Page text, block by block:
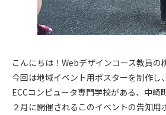
こんにちは！Webデザインコース教員の
今回は地域イベント用ポスターを制作し
ECCコンピュータ専門学校がある、中
２月に開催されるこのイベントの告知